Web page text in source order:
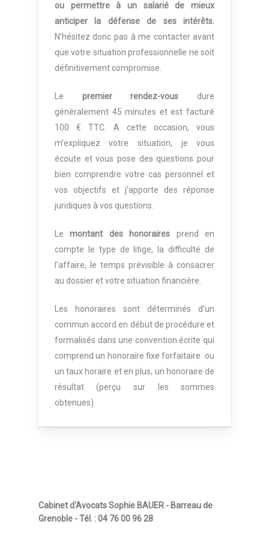
ou permettre à un salarié de mieux
anticiper la défense de ses intérêts.
N’hésitez donc pas à me contacter avant
que votre situation professionnelle ne soit
définitivement compromise.
Le premier rendez-vous dure
généralement 45 minutes et est facturé
100 € TTC. A cette occasion, vous
m’expliquez votre situation, je vous
écoute et vous pose des questions pour
bien comprendre votre cas personnel et
vos objectifs et j’apporte des réponse
juridiques à vos questions.
Lemontant des honoraires prend en
compte le type de litige, la difficulté de
l’affaire, le temps prévisible à consacrer
au dossier et votre situation financière.
Les honoraires sont déterminés d’un
commun accord en début de procédure et
formalisés dans une convention écrite qui
comprend un honoraire fixe forfaitaire ou
un taux horaire et en plus, un honoraire de
résultat (perçu sur les sommes
obtenues).
Cabinet d'Avocats Sophie BAUER - Barreau de
Grenoble - Tél. : 04 76 00 96 28